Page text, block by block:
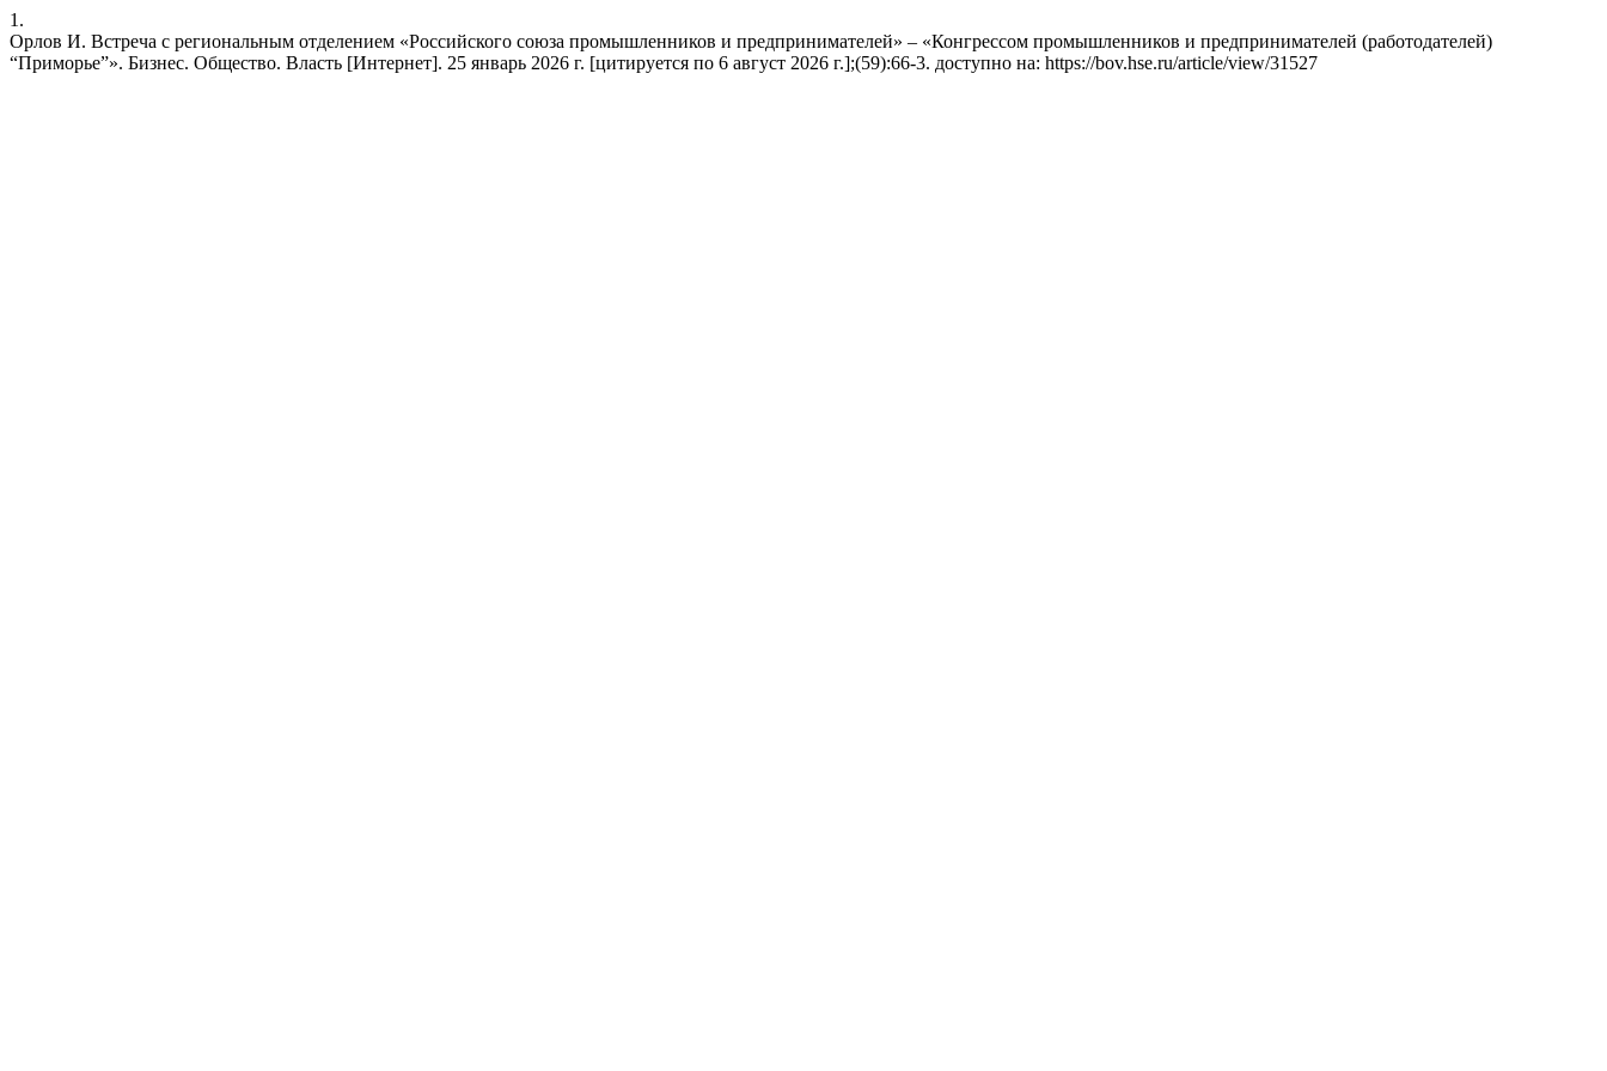
1.
Орлов И. Встреча с региональным отделением «Российского союза промышленников и предпринимателей» – «Конгрессом промышленников и предпринимателей (работодателей)
“Приморье”». Бизнес. Общество. Власть [Интернет]. 25 январь 2026 г. [цитируется по 6 август 2026 г.];(59):66-3. доступно на: https://bov.hse.ru/article/view/31527